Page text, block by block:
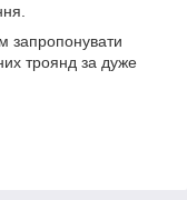
запропонувати
троянд за дуже